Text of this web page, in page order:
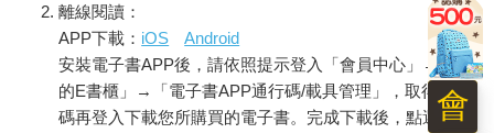
離線閱讀：
APP下載： iOS
Android
安裝電子書APP後，請依照提示登入「會員中心」→「我
的E書櫃」→「電子書APP通行碼/載具管理」，取得通行
碼再登入下載您所購買的電子書。完成下載後，點選任一
會